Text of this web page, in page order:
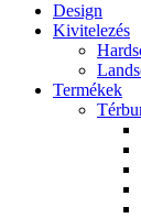
Design
Kivitelezés
Termékek